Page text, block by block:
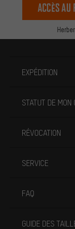
Accès
EXPÉDITION
STATUT DE MON
RÉVOCATION
SERVICE
FAQ
GUIDE DES